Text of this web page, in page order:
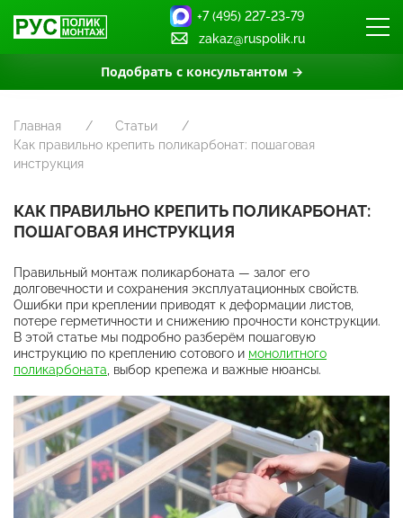
Подобрать с консультантом →
+7 (495) 227-23-79
zakaz@ruspolik.ru
Главная
Статьи
Как правильно крепить поликарбонат: пошаговая
инструкция
КАК ПРАВИЛЬНО КРЕПИТЬ ПОЛИКАРБОНАТ:
ПОШАГОВАЯ ИНСТРУКЦИЯ
Правильный монтаж поликарбоната — залог его
долговечности и сохранения эксплуатационных свойств.
Ошибки при креплении приводят к деформации листов,
потере герметичности и снижению прочности конструкции.
В этой статье мы подробно разберём пошаговую
инструкцию по креплению сотового и монолитного
поликарбоната , выбор крепежа и важные нюансы.